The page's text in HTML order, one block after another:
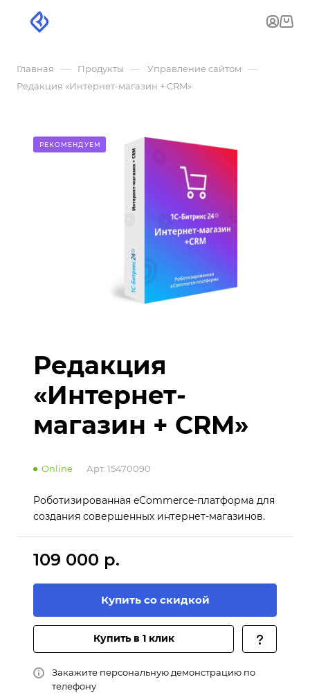
Главная — Продукты — Управление сайтом —
Редакция «Интернет-магазин + CRM»
РЕКОМЕНДУЕМ
Редакция
«Интернет-
магазин + CRM»
Online Арт. 15470090
Роботизированная eCommerce-платформа для
создания совершенных интернет-магазинов.
109 000 р.
Купить со скидкой
Купить в 1 клик
Закажите персональную демонстрацию по
телефону